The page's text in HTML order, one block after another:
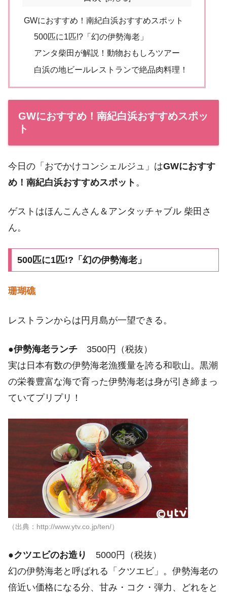
GWにおすすめ！南紀白浜おすすめスポット
500匹に1匹!?「幻の伊勢海老」
アンタ柴田が解説！動物おもしろツアー
白浜の地ビールレストランで絶品肉料理！
GWにおすすめ！南紀白浜おすすめスポッ
ト
今日の「おでかけコンシェルジュ」はGWにおすす
め！南紀白浜おすすめスポット 。
ゲストはほんこんさん＆アンタッチャブル 柴田さ
ん。
500匹に1匹!?「幻の伊勢海老」
珊瑚礁
レストランからは円月島が一望できる。
●伊勢海老ランチ 3500円（税抜）
実は日本有数の伊勢海老漁獲量を誇る和歌山。黒潮
の栄養豊富な海で育った伊勢海老は身が引き締まっ
ていてプリプリ！
（出典：http://www.ytv.co.jp/ten/）
●クツエビのお造り
5000円（税抜）
幻の伊勢海老と呼ばれる「クツエビ」。伊勢海老の
倍近い価格になる分、甘み・コク・弾力、どれをと